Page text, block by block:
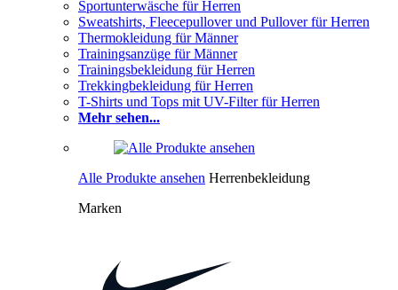
Sportunterwäsche für Herren
Sweatshirts, Fleecepullover und Pullover für Herren
Thermokleidung für Männer
Trainingsanzüge für Männer
Trainingsbekleidung für Herren
Trekkingbekleidung für Herren
T-Shirts und Tops mit UV-Filter für Herren
Mehr sehen...
Alle Produkte ansehen Herrenbekleidung
Marken